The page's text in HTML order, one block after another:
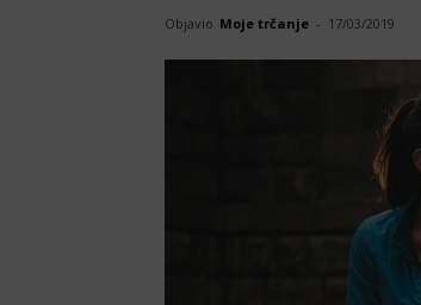
Objavio Moje trčanje - 17/03/2019